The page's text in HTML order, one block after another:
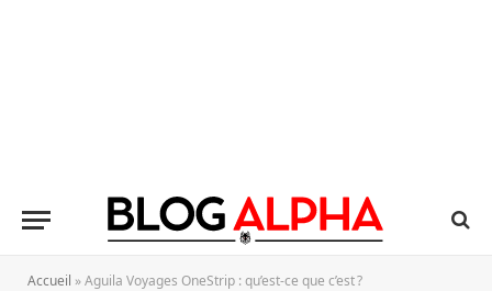
Accueil »Aguila Voyages OneStrip : qu’est-ce que c’est ?